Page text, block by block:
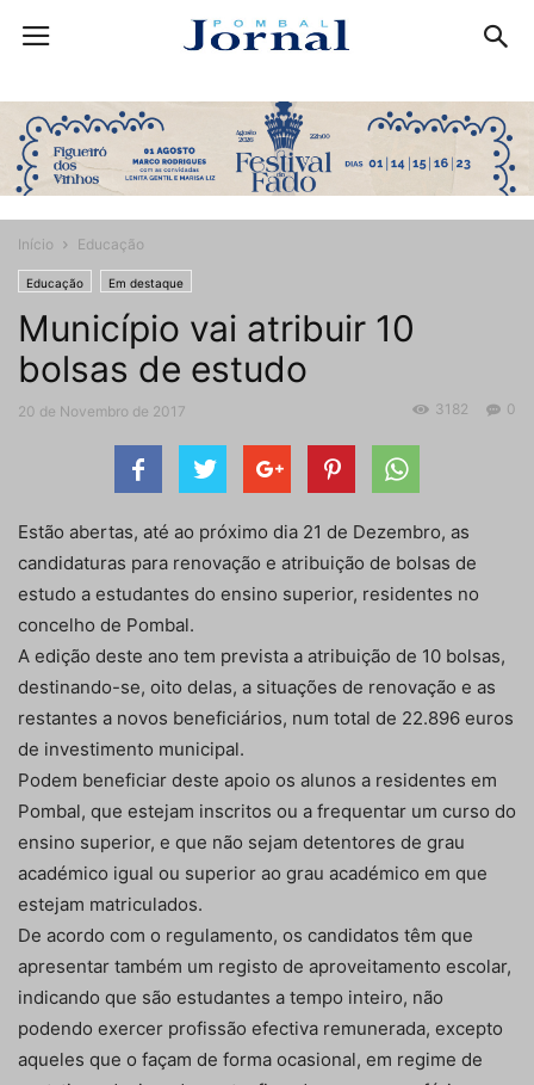
Início Educação
Educação Em destaque
Município vai atribuir 10
bolsas de estudo
20 de Novembro de 2017 0
3182
Estão abertas, até ao próximo dia 21 de Dezembro, as
candidaturas para renovação e atribuição de bolsas de
estudo a estudantes do ensino superior, residentes no
concelho de Pombal.
A edição deste ano tem prevista a atribuição de 10 bolsas,
destinando-se, oito delas, a situações de renovação e as
restantes a novos beneficiários, num total de 22.896 euros
de investimento municipal.
Podem beneficiar deste apoio os alunos a residentes em
Pombal, que estejam inscritos ou a frequentar um curso do
ensino superior, e que não sejam detentores de grau
académico igual ou superior ao grau académico em que
estejam matriculados.
De acordo com o regulamento, os candidatos têm que
apresentar também um registo de aproveitamento escolar,
indicando que são estudantes a tempo inteiro, não
podendo exercer profissão efectiva remunerada, excepto
aqueles que o façam de forma ocasional, em regime de